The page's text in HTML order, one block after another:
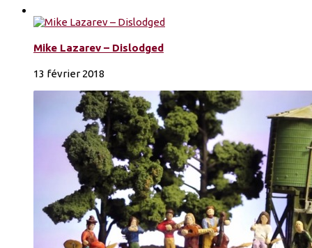
Mike Lazarev – Dislodged
13 février 2018